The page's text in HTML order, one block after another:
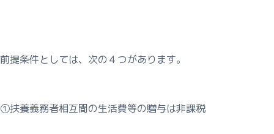
前提条件としては、次の４つがあります。
①扶養義務者相互間の生活費等の贈与は非課税